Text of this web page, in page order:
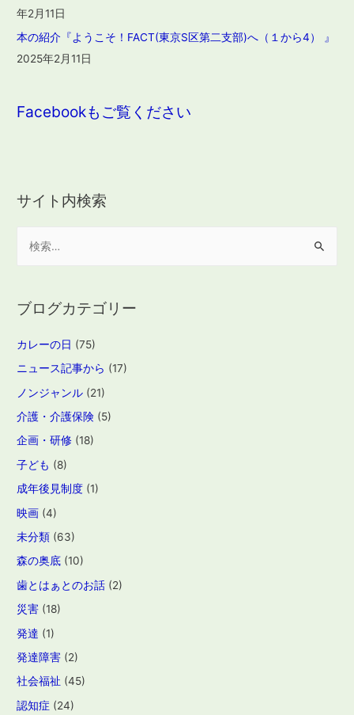
年2月11日
本の紹介『ようこそ！FACT(東京S区第二支部)へ（１から4） 』
2025年2月11日
Facebookもご覧ください
サイト内検索
ブログカテゴリー
カレーの日 (75)
ニュース記事から (17)
ノンジャンル (21)
介護・介護保険 (5)
企画・研修 (18)
子ども (8)
成年後見制度 (1)
映画 (4)
未分類 (63)
森の奥底 (10)
歯とはぁとのお話 (2)
災害 (18)
発達 (1)
発達障害 (2)
社会福祉 (45)
認知症 (24)